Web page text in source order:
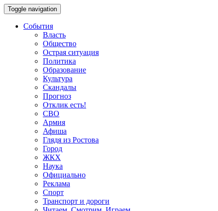
Toggle navigation
События
Власть
Общество
Острая ситуация
Политика
Образование
Культура
Скандалы
Прогноз
Отклик есть!
СВО
Армия
Афиша
Глядя из Ростова
Город
ЖКХ
Наука
Официально
Реклама
Спорт
Транспорт и дороги